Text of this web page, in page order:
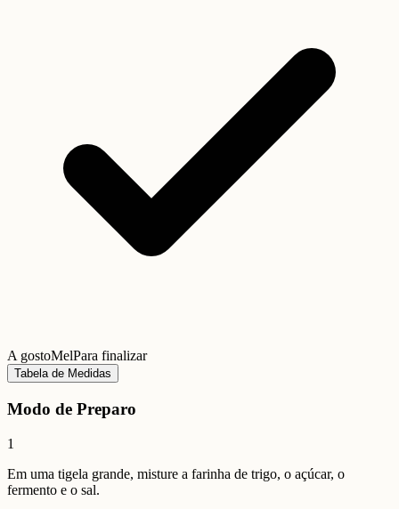
A gostoMelPara finalizar
Tabela de Medidas
Modo de Preparo
1
Em uma tigela grande, misture a farinha de trigo, o açúcar, o
fermento e o sal.